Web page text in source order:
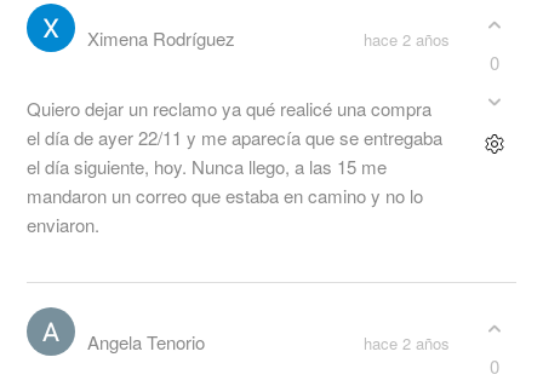
Ximena Rodríguez hace 2 años
Quiero dejar un reclamo ya qué realicé una compra
el día de ayer 22/11 y me aparecía que se entregaba
el día siguiente, hoy. Nunca llego, a las 15 me
mandaron un correo que estaba en camino y no lo
enviaron.
0
Angela Tenorio hace 2 años
0